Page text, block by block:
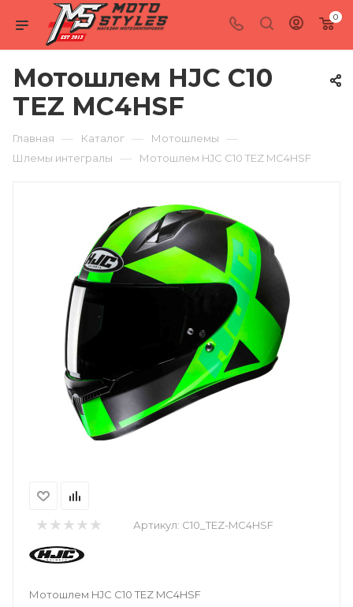
0
Мотошлем HJC C10
TEZ MC4HSF
Главная — Каталог — Мотошлемы —
Шлемы интегралы — Мотошлем HJC C10 TEZ MC4HSF
Артикул: C10_TEZ-MC4HSF
Мотошлем HJC C10 TEZ MC4HSF